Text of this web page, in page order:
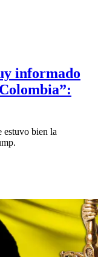
informado
estuvo bien la